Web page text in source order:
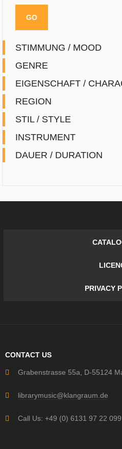
STIMMUNG / MOOD
GENRE
EIGENSCHAFT /
REGION
STIL / STYLE
INSTRUMENT
DAUER / DURATION
PRIVACY
CONTACT US
Grabenstrasse 55a, D-55124
librarymusic@klangraum.de
Call Us: +49 (0) 6131 97 22 099